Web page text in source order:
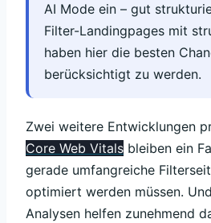
AI Mode ein – gut
Filter-Landingpages mit
haben hier die besten
berücksichtigt zu werden.
Zwei weitere Entwicklungen
Core Web Vitals bleiben ein
gerade umfangreiche
optimiert werden müssen.
Analysen helfen zunehmend